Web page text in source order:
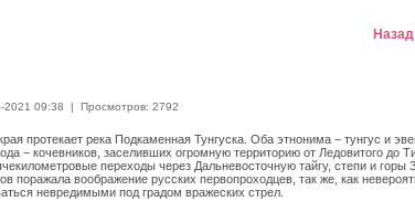
Назад
2021 09:38 | Просмотров: 2792
протекает река Подкаменная Тунгуска. Оба этнонима − тунгус и
− кочевников, заселивших огромную территорию от Ледовитого до
переходы через Дальневосточную тайгу, степи и горы
поражала воображение русских первопроходцев, так же, как
невредимыми под градом вражеских стрел.